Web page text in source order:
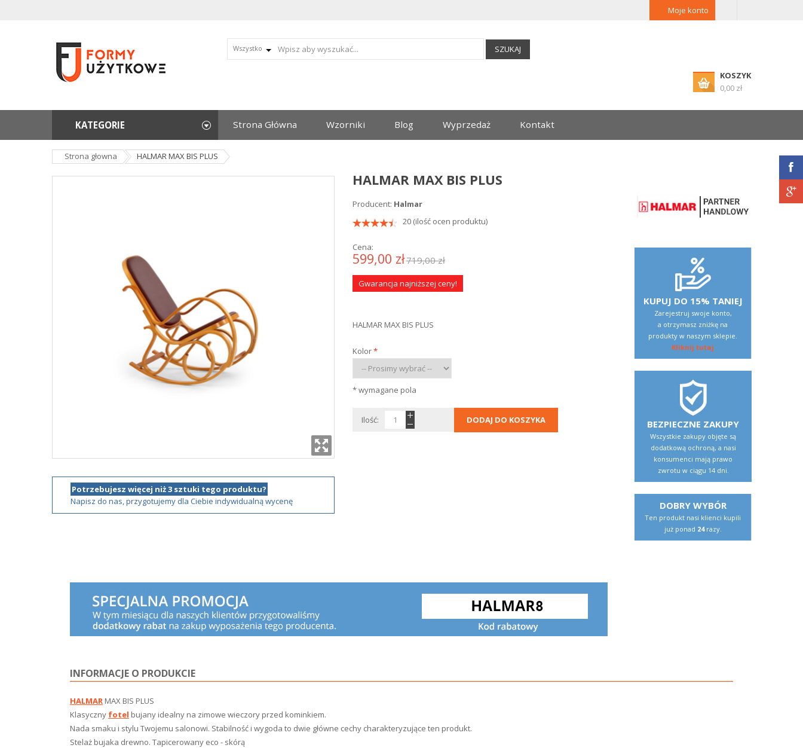
Moje konto
Wszystko SZUKAJ
KOSZYK
0,00 zł
Strona Główna Wzorniki Blog Wyprzedaż Kontakt
KATEGORIE
Strona głowna HALMAR MAX BIS PLUS
Potrzebujesz więcej niż 3 sztuki tego produktu?
Napisz do nas, przygotujemy dla Ciebie indywidualną wycenę
HALMAR MAX BIS PLUS
Producent: Halmar
20 (ilość ocen produktu)
Cena:
599,00 zł719,00 zł
Gwarancja najniższej ceny!
HALMAR MAX BIS PLUS
Kolor*
* wymagane pola
Ilość: DODAJ DO KOSZYKA
KUPUJ DO 15% TANIEJ
Zarejestruj swoje konto,
a otrzymasz zniżkę na
produkty w naszym sklepie.
Kliknij tutaj
BEZPIECZNE ZAKUPY
Wszystkie zakupy objęte są
dodatkową ochroną, a nasi
konsumenci mają prawo
zwrotu w ciągu 14 dni.
DOBRY WYBÓR
Ten produkt nasi klienci kupili
już ponad 24razy.
INFORMACJE O PRODUKCIE
HALMAR MAX BIS PLUS
Klasyczny fotel bujany idealny na zimowe wieczory przed kominkiem.
Nada smaku i stylu Twojemu salonowi. Stabilność i wygoda to dwie główne cechy charakteryzujące ten produkt.
Stelaż bujaka drewno. Tapicerowany eco - skórą